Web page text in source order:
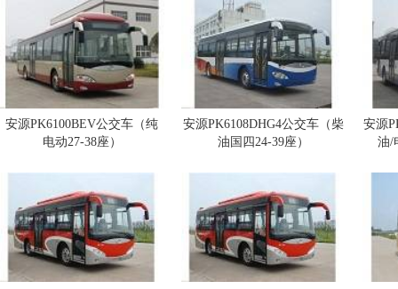
安源PK6100BEV公交车（纯
电动27-38座）
安源PK6108DHG4公交车（柴
油国四24-39座）
安源
油/